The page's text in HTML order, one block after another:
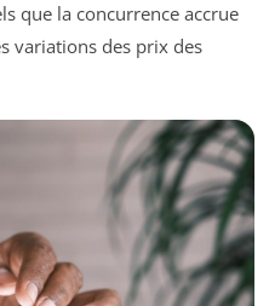
que la concurrence accrue
variations des prix des